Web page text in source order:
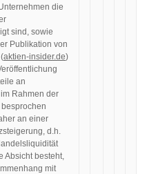
die
sind, sowie
Publikation von
aktien-insider.de)
an
Rahmen der
an einer
d.h.
Absicht besteht,
mit